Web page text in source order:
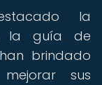
la
la guía de
brindado
sus